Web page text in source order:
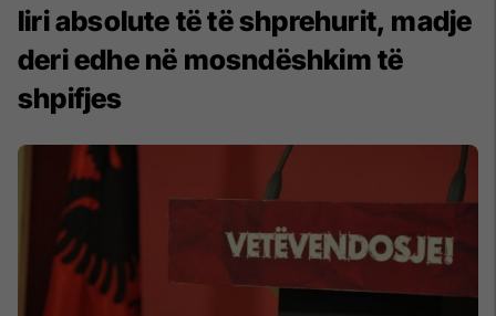
liri absolute të të shprehurit, madje
deri edhe në mosndëshkim të
shpifjes